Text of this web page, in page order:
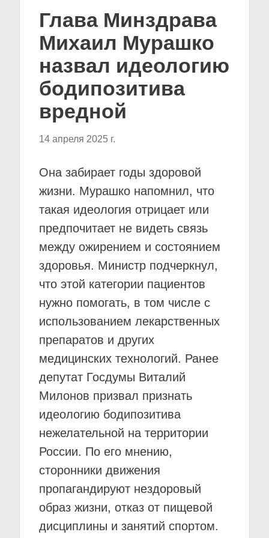
Глава Минздрава
Михаил Мурашко
назвал идеологию
бодипозитива
вредной
14 апреля 2025 г.
Она забирает годы здоровой
жизни. Мурашко напомнил, что
такая идеология отрицает или
предпочитает не видеть связь
между ожирением и состоянием
здоровья. Министр подчеркнул,
что этой категории пациентов
нужно помогать, в том числе с
использованием лекарственных
препаратов и других
медицинских технологий. Ранее
депутат Госдумы Виталий
Милонов призвал признать
идеологию бодипозитива
нежелательной на территории
России. По его мнению,
сторонники движения
пропагандируют нездоровый
образ жизни, отказ от пищевой
дисциплины и занятий спортом.